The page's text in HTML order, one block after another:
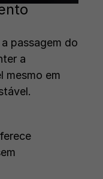
passagem do
a
mesmo em